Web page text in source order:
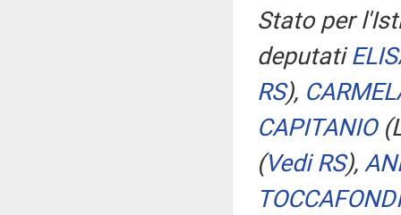
Stato per
deputati
RS),
CAPITANIO
(Vedi RS),
TOCCAFONDI